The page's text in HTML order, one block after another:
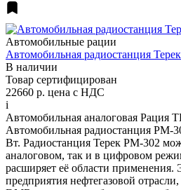
Автомобильные рации
Автомобильная радиостанция
В наличии
Товар сертифицирован
22660 р. цена с НДС
i
Автомобильная аналоговая
Автомобильная радиостанция РМ-
Вт. Радиостанция Терек РМ-302
аналоговом, так и в цифровом
расширяет её области применения.
предприятия нефтегазовой